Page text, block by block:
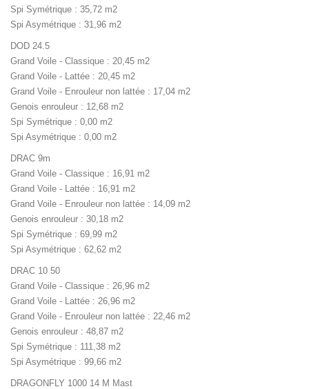
Spi Symétrique : 35,72 m2
Spi Asymétrique : 31,96 m2
DOD 24.5
Grand Voile - Classique : 20,45 m2
Grand Voile - Lattée : 20,45 m2
Grand Voile - Enrouleur non lattée : 17,04 m2
Genois enrouleur : 12,68 m2
Spi Symétrique : 0,00 m2
Spi Asymétrique : 0,00 m2
DRAC 9m
Grand Voile - Classique : 16,91 m2
Grand Voile - Lattée : 16,91 m2
Grand Voile - Enrouleur non lattée : 14,09 m2
Genois enrouleur : 30,18 m2
Spi Symétrique : 69,99 m2
Spi Asymétrique : 62,62 m2
DRAC 10 50
Grand Voile - Classique : 26,96 m2
Grand Voile - Lattée : 26,96 m2
Grand Voile - Enrouleur non lattée : 22,46 m2
Genois enrouleur : 48,87 m2
Spi Symétrique : 111,38 m2
Spi Asymétrique : 99,66 m2
DRAGONFLY 1000 14 M Mast